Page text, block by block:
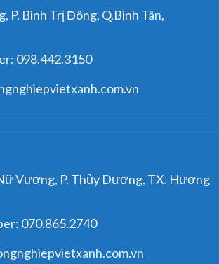
P. Bình Trị Đông, Q.Bình Tân,
098.442.3150
Vương, P. Thủy Dương, TX. Hương
070.865.2740